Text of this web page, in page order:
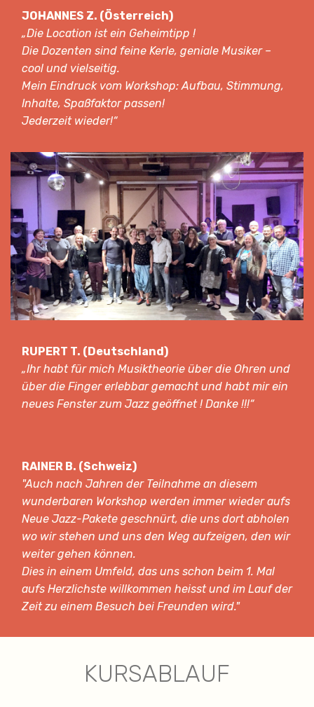
JOHANNES Z. (Österreich)
„Die Location ist ein Geheimtipp !
Die Dozenten sind feine Kerle, geniale Musiker –
cool und vielseitig.
Mein Eindruck vom Workshop: Aufbau, Stimmung,
Inhalte, Spaßfaktor passen!
Jederzeit wieder!“
RUPERT T. (Deutschland)
„Ihr habt für mich Musiktheorie über die Ohren und
über die Finger erlebbar gemacht und habt mir ein
neues Fenster zum Jazz geöffnet ! Danke !!!“
RAINER B. (Schweiz)
"Auch nach Jahren der Teilnahme an diesem
wunderbaren Workshop werden immer wieder aufs
Neue Jazz-Pakete geschnürt, die uns dort abholen
wo wir stehen und uns den Weg aufzeigen, den wir
weiter gehen können.
Dies in einem Umfeld, das uns schon beim 1. Mal
aufs Herzlichste willkommen heisst und im Lauf der
Zeit zu einem Besuch bei Freunden wird."
KURSABLAUF